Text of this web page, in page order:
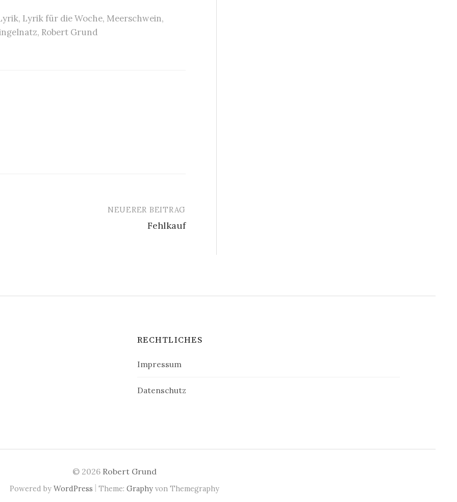
regeln.
, Lyrik für die Woche, Meerschwein,
, Robert Grund
NEUERER BEITRAG
Fehlkauf
RECHTLICHES
Impressum
Datenschutz
© 2026 Robert Grund
Powered by WordPress | Theme: Graphyvon Themegraphy